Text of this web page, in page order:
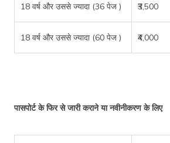
18 वर्ष और उससे ज्यादा (36 पेज ) ₹3,500
18 वर्ष और उससे ज्यादा (60 पेज ) ₹4,000
पासपोर्ट के फिर से जारी कराने या नवीनीकरण के लिए